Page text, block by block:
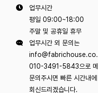
업무시간
평일 09:00~18:00
주말 및 공휴일 휴무
업무시간 외 문의는
010-3491-5843으로 메
문의주시면 빠른 시간내에
회신드리겠습니다.